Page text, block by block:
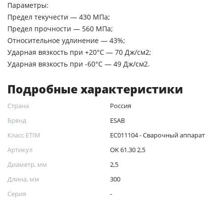
Параметры:
Предел текучести — 430 МПа;
Предел прочности — 560 МПа;
Относительное удлинение — 43%;
Ударная вязкость при +20°C — 70 Дж/см2;
Ударная вязкость при -60°C — 49 Дж/см2.
Подробные характеристики
Страна
Россия
Бренд
ESAB
Класс ETIM
EC011104 - Сварочный аппарат
Артикул
OK 61.30 2,5
Диаметр, мм
2,5
Длина, мм
300
Серия
-